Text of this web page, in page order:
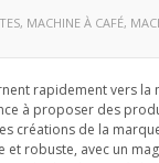
, MACHINE À CAFÉ,
rapidement vers la
à proposer des
créations de la
robuste, avec un